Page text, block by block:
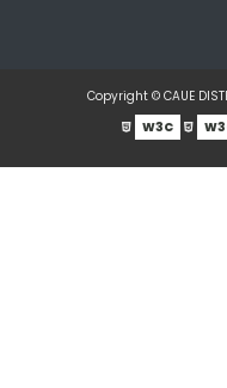
Copyright © CAUE
W3C